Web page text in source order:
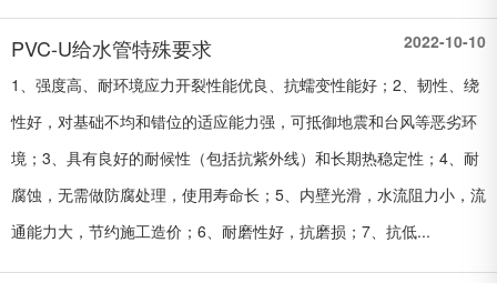
PVC-U给水管特殊要求
2022-10-10
1、强度高、耐环境应力开裂性能优良、抗蠕变性能好；2、韧性、绕
性好，对基础不均和错位的适应能力强，可抵御地震和台风等恶劣环
境；3、具有良好的耐候性（包括抗紫外线）和长期热稳定性；4、耐
腐蚀，无需做防腐处理，使用寿命长；5、内壁光滑，水流阻力小，流
通能力大，节约施工造价；6、耐磨性好，抗磨损；7、抗低...